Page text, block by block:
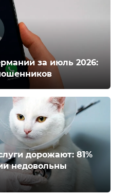
за июль 2026:
дорожают: 81%
недовольны